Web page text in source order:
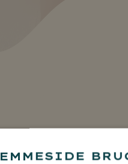
en idé eller bare
og arbejde? Så er